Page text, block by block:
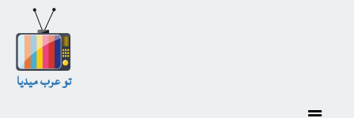
تو عرب ميديا